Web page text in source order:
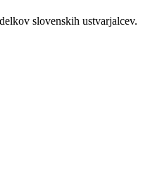
slovenskih ustvarjalcev.